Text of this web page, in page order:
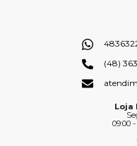
(48)
Loja
09:00 -